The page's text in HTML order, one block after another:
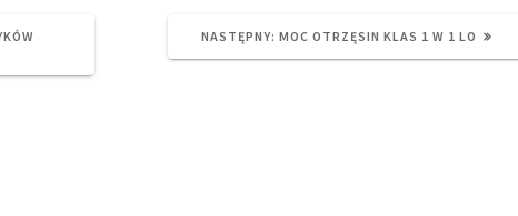
NASTĘPNY: NEXT
MOC OTRZĘSIN KLAS 1 W 1 LO